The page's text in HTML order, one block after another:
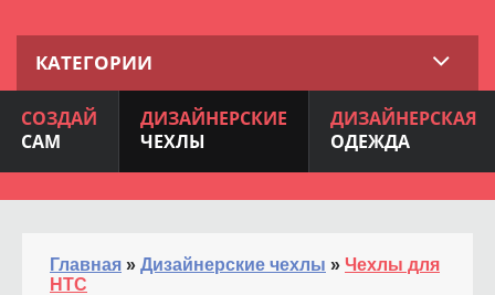
КАТЕГОРИИ
СОЗДАЙ
САМ
ДИЗАЙНЕРСКИЕ
ЧЕХЛЫ
ДИЗАЙНЕРСКАЯ
ОДЕЖДА
Главная » Дизайнерские чехлы » Чехлы для
HTC